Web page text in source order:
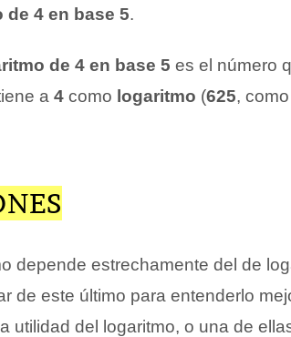
4 en base 5.
de 4 en base 5 es el número
a 4 como logaritmo (625,
depende estrechamente del de
de este último para entenderlo
utilidad del logaritmo, o una de